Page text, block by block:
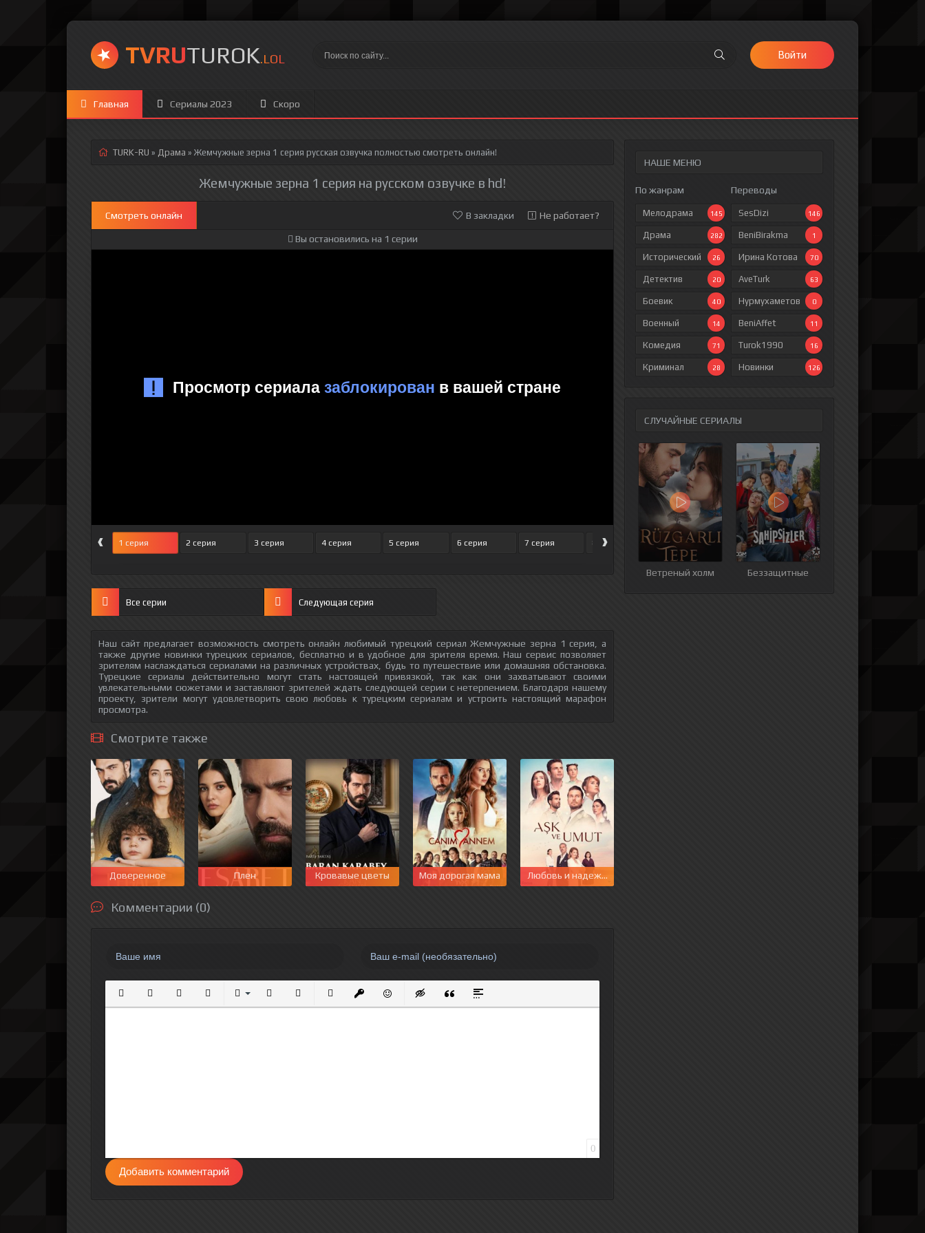
TVRUTUROK.LOL Войти
Главная Сериалы 2023 Скоро
НАШЕ МЕНЮ
По жанрам
Мелодрама 145
Драма 282
Исторический 26
Детектив 20
Боевик 40
Военный 14
Комедия 71
Криминал 28
Переводы
SesDizi 146
BeniBirakma 1
Ирина Котова 70
AveTurk 63
Нурмухаметов 0
BeniAffet 11
Turok1990 16
Новинки 126
СЛУЧАЙНЫЕ СЕРИАЛЫ
Ветреный холм Беззащитные
TURK-RU » Драма » Жемчужные зерна 1 серия русская озвучка полностью смотреть онлайн!
Жемчужные зерна 1 серия на русском озвучке в hd!
Смотреть онлайн В закладки Не работает?
Вы остановились на 1 серии
‹ 1 серия 2 серия 3 серия 4 серия 5 серия 6 серия 7 серия 8 серия 9 серия 10 серия 11 серия
›
Все серии Следующая серия
Наш сайт предлагает возможность смотреть онлайн любимый турецкий сериал Жемчужные зерна 1 серия, а
также другие новинки турецких сериалов, бесплатно и в удобное для зрителя время. Наш сервис позволяет
зрителям наслаждаться сериалами на различных устройствах, будь то путешествие или домашняя обстановка.
Турецкие сериалы действительно могут стать настоящей привязкой, так как они захватывают своими
увлекательными сюжетами и заставляют зрителей ждать следующей серии с нетерпением. Благодаря нашему
проекту, зрители могут удовлетворить свою любовь к турецким сериалам и устроить настоящий марафон
просмотра.
Смотрите также
Доверенное Плен Кровавые цветы Моя дорогая мама Любовь и надежда
Комментарии (0)
Полужирный
КурсивПодчеркнутый
ЗачеркнутыйВыравнивание
Нумерованный список
Маркированный список
Вставить ссылку
Вставить защищенную ссылку
Вставить смайлик
Вставка скрытого текста
Вставка цитаты
Вставка спойлера
0
Добавить комментарий